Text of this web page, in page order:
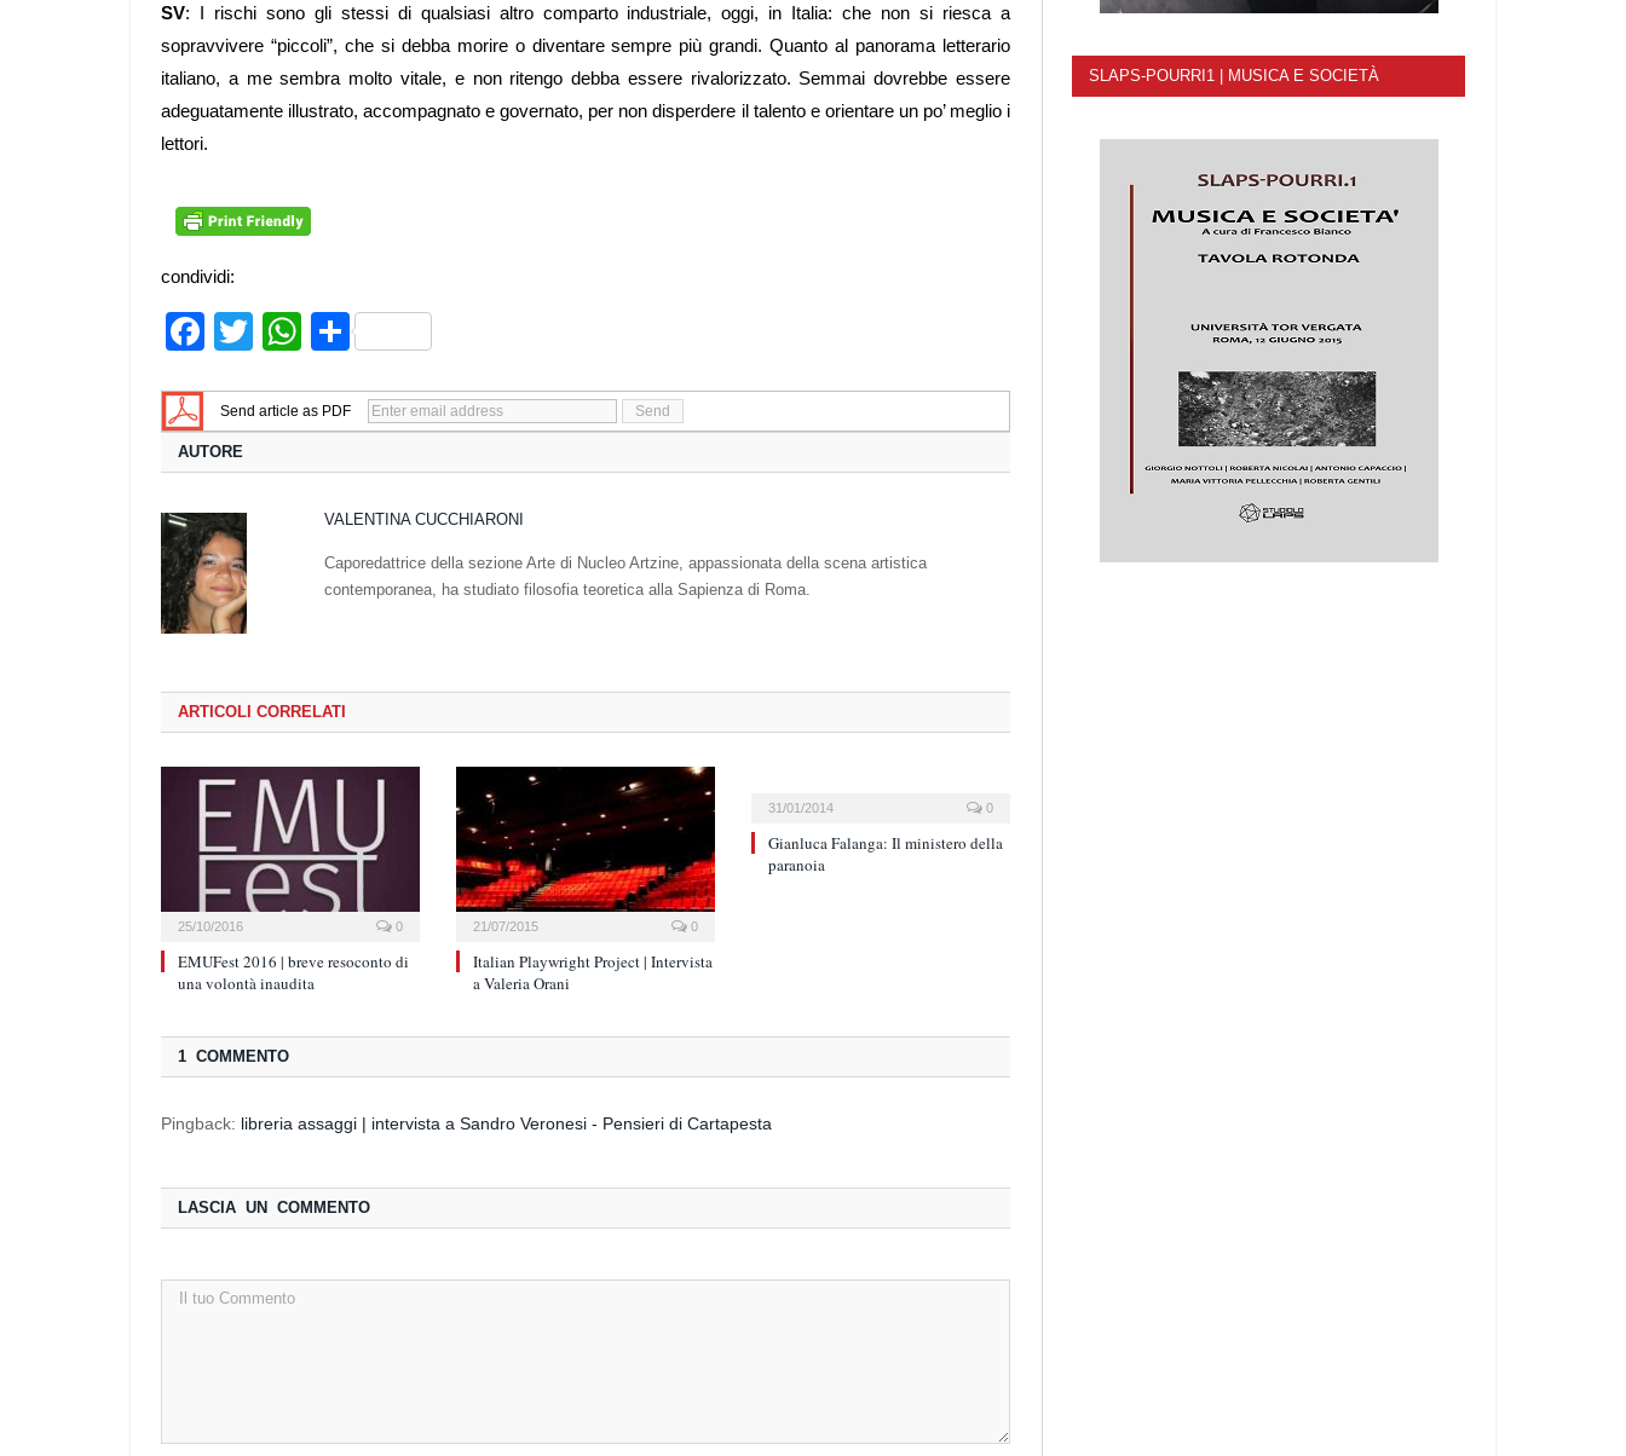
SV: I rischi sono gli stessi di qualsiasi altro comparto industriale, oggi, in Italia: che non si riesca a
sopravvivere “piccoli”, che si debba morire o diventare sempre più grandi. Quanto al panorama letterario
italiano, a me sembra molto vitale, e non ritengo debba essere rivalorizzato. Semmai dovrebbe essere
adeguatamente illustrato, accompagnato e governato, per non disperdere il talento e orientare un po’ meglio i
lettori.
condividi:
Facebook
TwitterWhatsApp
Share
Send article as PDF
AUTORE
VALENTINA CUCCHIARONI
Caporedattrice della sezione Arte di Nucleo Artzine, appassionata della scena artistica
contemporanea, ha studiato filosofia teoretica alla Sapienza di Roma.
ARTICOLI CORRELATI
25/10/2016 0
EMUFest 2016 | breve resoconto di
una volontà inaudita
21/07/2015 0
Italian Playwright Project | Intervista
a Valeria Orani
31/01/2014 0
Gianluca Falanga: Il ministero della
paranoia
1 COMMENTO
Pingback: libreria assaggi | intervista a Sandro Veronesi - Pensieri di Cartapesta
LASCIA UN COMMENTO
SLAPS-POURRI1 | MUSICA E SOCIETÀ